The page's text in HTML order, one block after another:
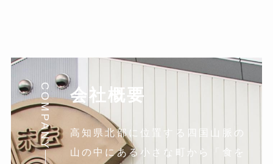
COMPANY 会社概要
高知県北部に位置する四国山脈の
山の中にある小さな町から「食を